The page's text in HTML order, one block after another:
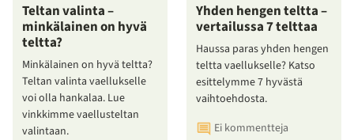
Teltan valinta –
minkälainen on hyvä
teltta?
Minkälainen on hyvä teltta?
Teltan valinta vaellukselle
voi olla hankalaa. Lue
vinkkimme vaellusteltan
valintaan.
Yhden hengen teltta –
vertailussa 7 telttaa
Haussa paras yhden hengen
teltta vaellukselle? Katso
esittelymme 7 hyvästä
vaihtoehdosta.
Ei kommentteja